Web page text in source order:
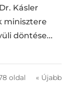
Kásler
minisztere
döntése...
oldal
« Újabb